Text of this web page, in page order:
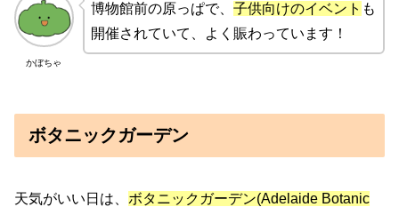
かぼちゃ
博物館前の原っぱで、 子供向けのイベント も
開催されていて、よく賑わっています！
ボタニックガーデン
天気がいい日は、 ボタニックガーデン(Adelaide Botanic